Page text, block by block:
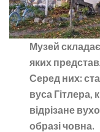
Музей
яких
Серед них:
вуса Гітлера,
відрізане
образі човна.